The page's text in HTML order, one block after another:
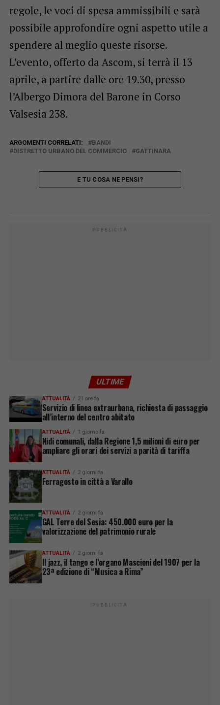
regole, le voci di spesa ammissibili e sarà
possibile approfondire ogni aspetto utile a
spendere al meglio queste risorse.
L’evento, offerto da Ascom, si terrà il 13
aprile, a partire dalle ore 19.30, presso
l’Albergo Dimora del Barone in Corso
Valsesia 238.
ARGOMENTI CORRELATI:
BANDI
DISTRETTO URBANO DEL COMMERCIO
GATTINARA
E TU COSA NE PENSI?
PUBBLICITÀ
ULTIME
ATTUALITÀ 21 ore fa
Servizio di linea extraurbana, richiesta di passaggio
all’interno del centro abitato
ATTUALITÀ 1 giorno fa
Nidi comunali, dalla Regione 1,5 milioni di euro per
ampliare gli orari dei servizi a parità di tariffa
ATTUALITÀ 2 giorni fa
Ferragosto in città a Varallo
ATTUALITÀ 2 giorni fa
GAL Terre del Sesia: 450.000 euro per la
valorizzazione del patrimonio rurale
ATTUALITÀ 2 giorni fa
Il jazz, il tango e l’organo Mascioni del 1907 per la
23ª edizione di “Musica a Rima”
PUBBLICITÀ